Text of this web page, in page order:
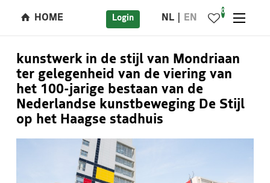
HOME Login NL EN
0
kunstwerk in de stijl van Mondriaan
ter gelegenheid van de viering van
het 100-jarige bestaan van de
Nederlandse kunstbeweging De Stijl
op het Haagse stadhuis